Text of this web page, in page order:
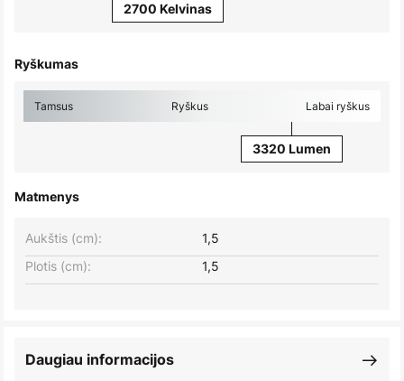
2700 Kelvinas
Ryškumas
Tamsus Ryškus Labai ryškus
3320 Lumen
Matmenys
Plotis (cm): 1,5
Aukštis (cm): 1,5
Daugiau informacijos